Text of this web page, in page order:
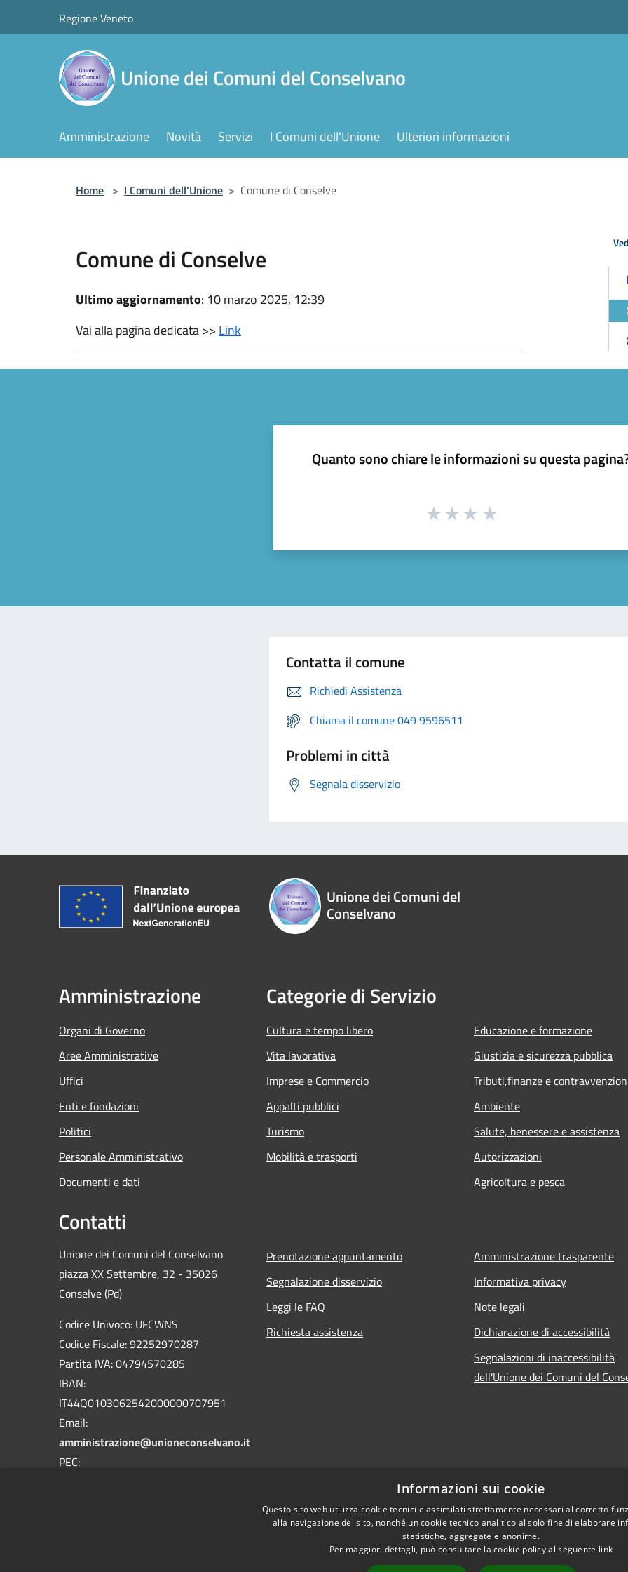
Regione Veneto
Unione dei Comuni del Conselvano
Amministrazione Novità Servizi I Comuni dell'Unione Ulteriori informazioni
Home > I Comuni dell'Unione > Comune di Conselve
Comune di Conselve
Ultimo aggiornamento: 10 marzo 2025, 12:39
Vai alla pagina dedicata >> Link
Quanto sono chiare le informazioni su questa
Contatta il comune
Richiedi Assistenza
Chiama il comune 049 9596511
Problemi in città
Segnala disservizio
Unione dei Comuni del
Conselvano
Amministrazione
Organi di Governo
Aree Amministrative
Uffici
Enti e fondazioni
Politici
Personale Amministrativo
Documenti e dati
Categorie di Servizio
Cultura e tempo libero
Vita lavorativa
Imprese e Commercio
Appalti pubblici
Turismo
Mobilità e trasporti
Educazione e formazione
Giustizia e sicurezza pubblica
Tributi,finanze e
Ambiente
Salute, benessere e assistenza
Autorizzazioni
Agricoltura e pesca
Contatti
Unione dei Comuni del Conselvano
piazza XX Settembre, 32 - 35026
Conselve (Pd)
Codice Univoco: UFCWNS
Codice Fiscale: 92252970287
Partita IVA: 04794570285
IBAN:
IT44Q0103062542000000707951
Email:
amministrazione@unioneconselvano.it
PEC:
Prenotazione appuntamento
Segnalazione disservizio
Leggi le FAQ
Richiesta assistenza
Amministrazione trasparente
Informativa privacy
Note legali
Dichiarazione di accessibilità
Segnalazioni di inaccessibilità
dell'Unione dei Comuni del
Informazioni sui cookie
Questo sito web utilizza cookie tecnici e assimilati strettamente necessari al corretto
alla navigazione del sito, nonché un cookie tecnico analitico al solo fine di elaborare
statistiche, aggregate e anonime.
Per maggiori dettagli, può consultare la cookie policy al seguente link